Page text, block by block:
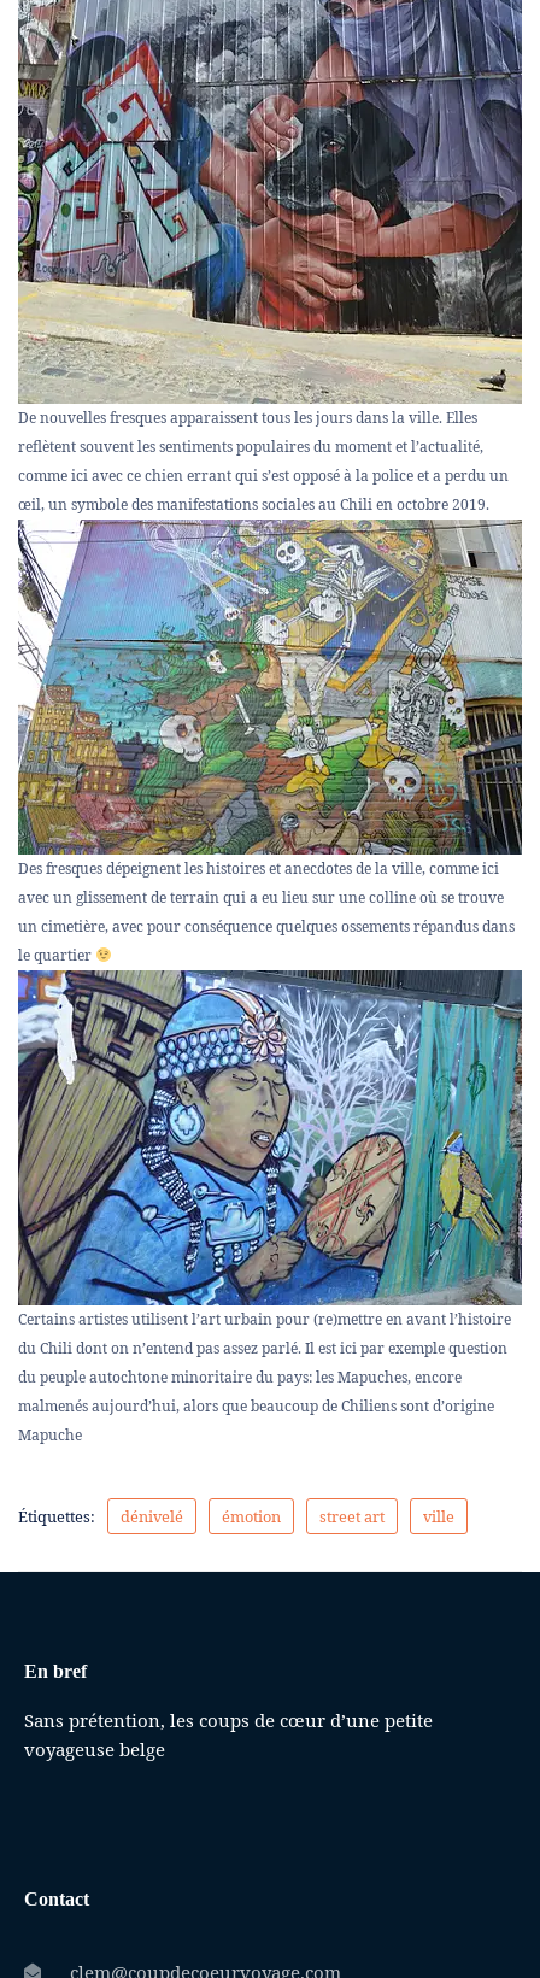
De nouvelles fresques apparaissent tous les jours dans la ville. Elles
reflètent souvent les sentiments populaires du moment et l’actualité,
comme ici avec ce chien errant qui s’est opposé à la police et a perdu un
œil, un symbole des manifestations sociales au Chili en octobre 2019.
Des fresques dépeignent les histoires et anecdotes de la ville, comme ici
avec un glissement de terrain qui a eu lieu sur une colline où se trouve
un cimetière, avec pour conséquence quelques ossements répandus dans
le quartier
Certains artistes utilisent l’art urbain pour (re)mettre en avant l’histoire
du Chili dont on n’entend pas assez parlé. Il est ici par exemple question
du peuple autochtone minoritaire du pays: les Mapuches, encore
malmenés aujourd’hui, alors que beaucoup de Chiliens sont d’origine
Mapuche
Étiquettes: dénivelé émotion street art ville
En bref
Sans prétention, les coups de cœur d’une petite
voyageuse belge
Contact
clem@coupdecoeurvoyage.com